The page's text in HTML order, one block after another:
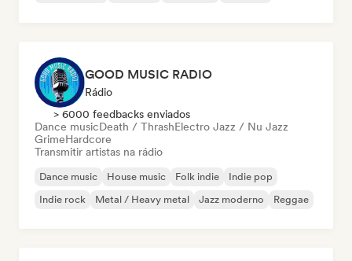
GOOD MUSIC RADIO
Rádio
> 6000 feedbacks enviados
Dance musicDeath / ThrashElectro Jazz / Nu Jazz
GrimeHardcore
Transmitir artistas na rádio
Dance music House music Folk indie
Indie pop
Indie rock
Metal / Heavy metal Jazz moderno Reggae